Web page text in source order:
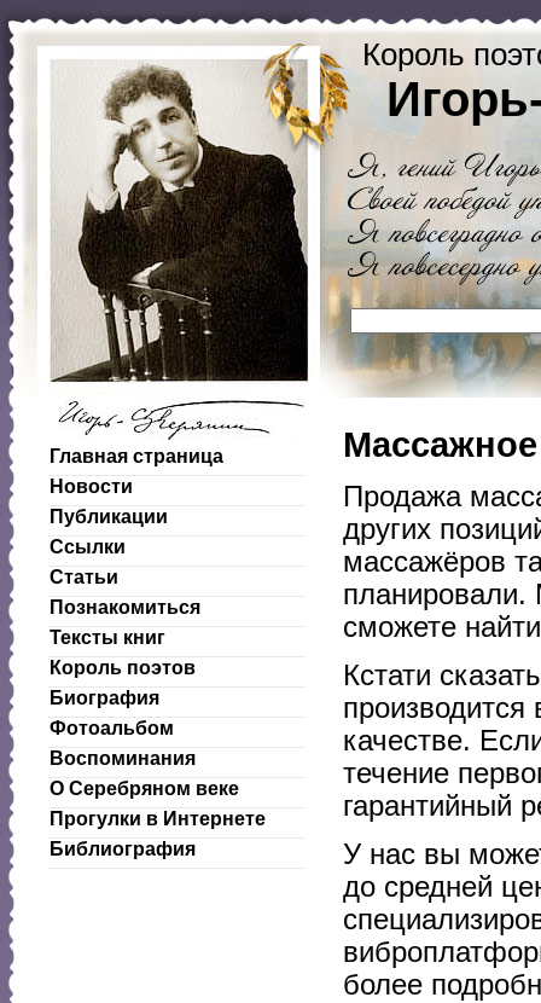
Король
Главная страница
Новости
Публикации
Ссылки
Статьи
Познакомиться
Тексты книг
Король поэтов
Биография
Фотоальбом
Воспоминания
О Серебряном веке
Прогулки в Интернете
Библиография
Продажа
других
массажёров
планировали.
сможете
Кстати
производится
качестве.
течение
гарантийный
У нас вы
до средней
более